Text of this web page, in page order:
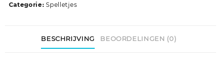
Categorie:Spelletjes
BESCHRIJVING BEOORDELINGEN (0)